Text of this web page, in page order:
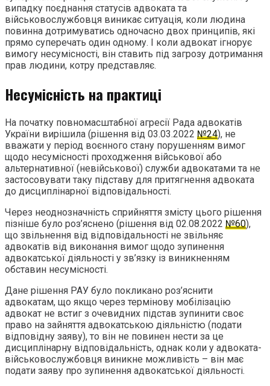
випадку поєднання статусів адвоката та
військовослужбовця виникає ситуація, коли людина
повинна дотримуватись одночасно двох принципів, які
прямо суперечать один одному. І коли адвокат ігнорує
вимогу несумісності, він ставить під загрозу дотримання
прав людини, котру представляє.
Несумісність на практиці
На початку повномасштабної агресії Рада адвокатів
України вирішила (рішення від 03.03.2022 №24), не
вважати у період воєнного стану порушенням вимог
щодо несумісності проходження військової або
альтернативної (невійськової) служби адвокатами та не
застосовувати таку підставу для притягнення адвоката
до дисциплінарної відповідальності.
Через неоднозначність сприйняття змісту цього рішення
пізніше було роз’яснено (рішення від 02.08.2022 №60),
що звільнення від відповідальності не звільняє
адвокатів від виконання вимог щодо зупинення
адвокатської діяльності у зв’язку із виникненням
обставин несумісності.
Дане рішення РАУ було покликано роз’яснити
адвокатам, що якщо через термінову мобілізацію
адвокат не встиг з очевидних підстав зупинити своє
право на зайняття адвокатською діяльністю (подати
відповідну заяву), то він не повинен нести за це
дисциплінарну відповідальність, однак коли у адвоката-
військовослужбовця виникне можливість – він має
подати заяву про зупинення адвокатської діяльності.